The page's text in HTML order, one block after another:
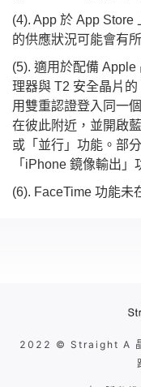
(4). App 於 App Store
的供應狀況可能會有
(5). 適用於配備 Apple
理器與 T2 安全晶片
用雙重認證登入同一
在彼此附近，並開啟
或「並行」功能。部
「iPhone 鏡像輸出」
(6). FaceTime 功能未
2022 © Straight A 晶